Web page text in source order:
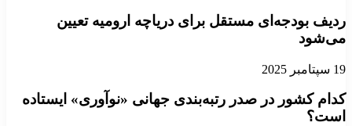
ردیف بودجه‌ای مستقل برای دریاچه ارومیه تعیین
می‌شود
19 سپتامبر 2025
کدام کشور در صدر رتبه‌بندی جهانی «نوآوری» ایستاده
است؟